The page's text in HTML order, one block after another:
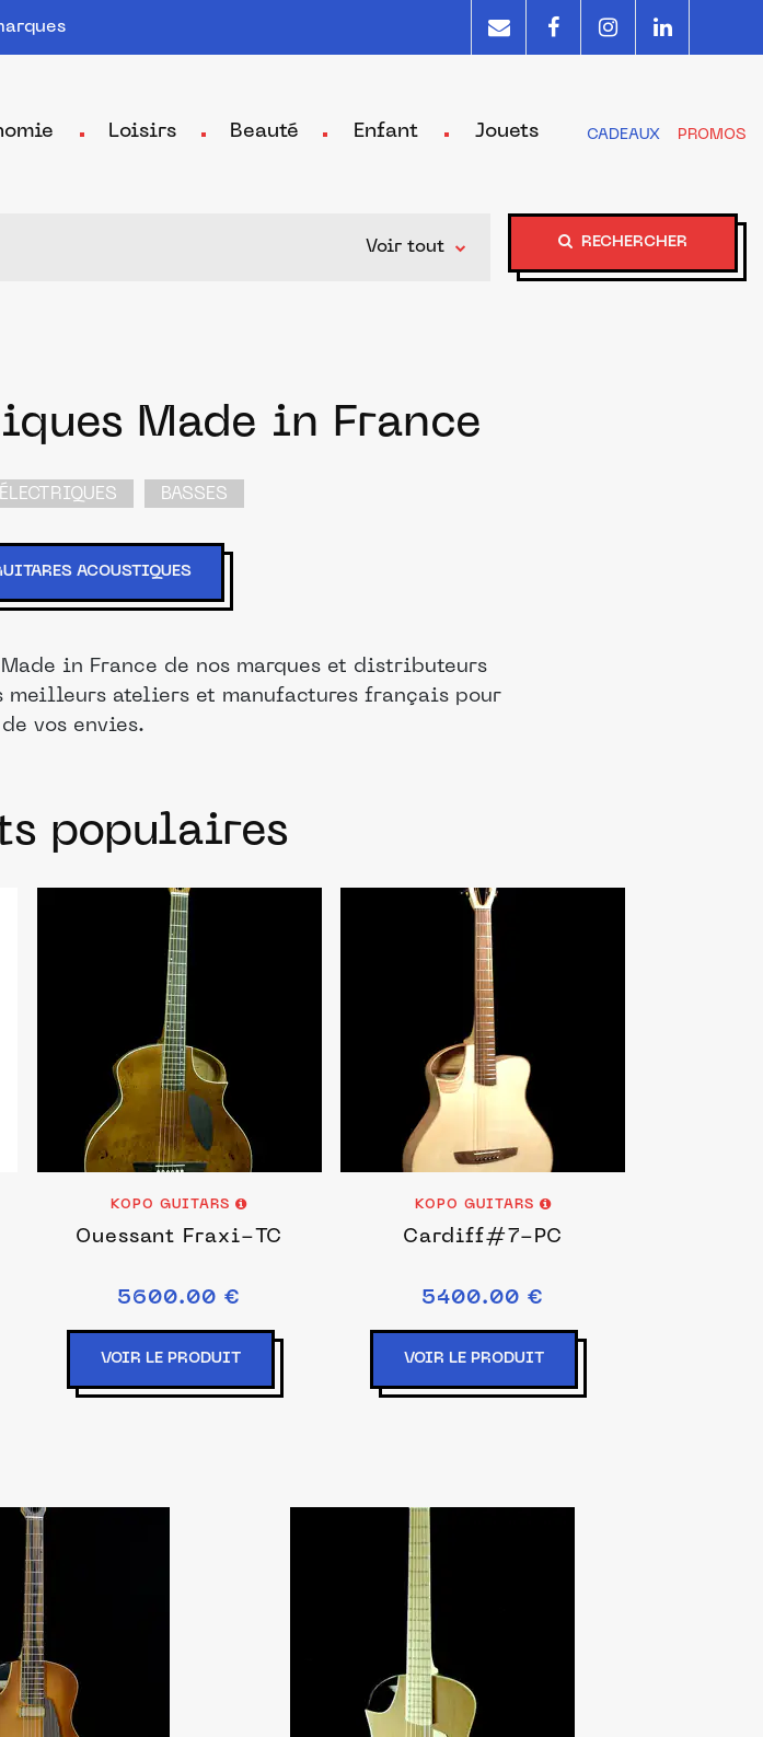
Loisirs Beauté Enfant Jouets CADEAUX PROMOS
Voir tout RECHERCHER
Made in France
ÉLECTRIQUES BASSES
ACOUSTIQUES
in France de nos marques et distributeurs
meilleurs ateliers et manufactures français pour
vos envies.
populaires
KOPO GUITARS
Ouessant Fraxi-TC
5600.00 €
VOIR LE PRODUIT
KOPO GUITARS
Cardiff#7-PC
5400.00 €
VOIR LE PRODUIT